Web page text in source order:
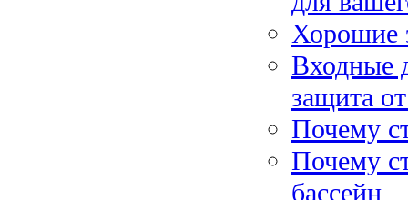
Хорошие
Входные
защита
Почему
Почему
бассейн